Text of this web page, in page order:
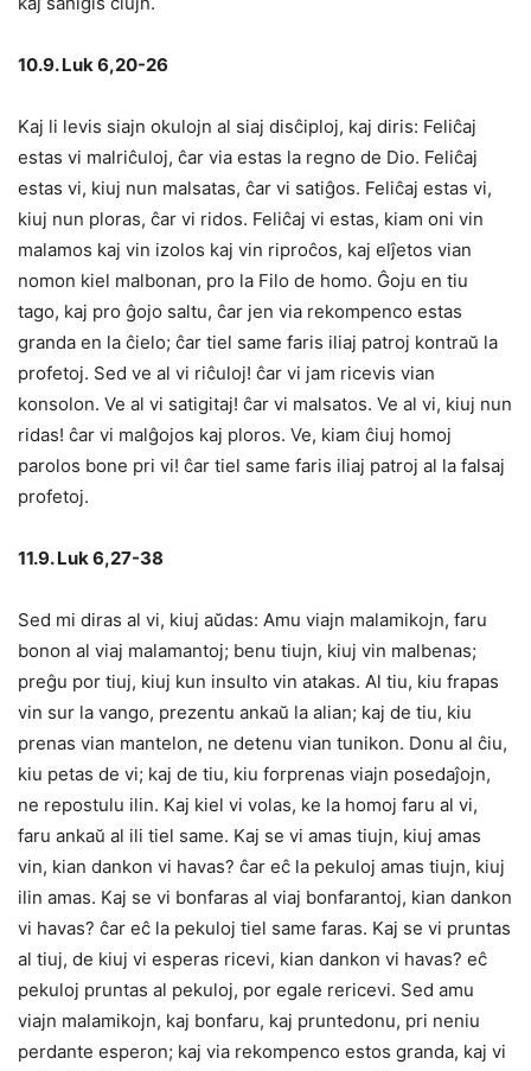
10.9. Luk 6,20-26
Kaj li levis siajn okulojn al siaj disĉiploj, kaj diris: Feliĉaj
estas vi malriĉuloj, ĉar via estas la regno de Dio. Feliĉaj
estas vi, kiuj nun malsatas, ĉar vi satiĝos. Feliĉaj estas vi,
kiuj nun ploras, ĉar vi ridos. Feliĉaj vi estas, kiam oni vin
malamos kaj vin izolos kaj vin riproĉos, kaj elĵetos vian
nomon kiel malbonan, pro la Filo de homo. Ĝoju en tiu
tago, kaj pro ĝojo saltu, ĉar jen via rekompenco estas
granda en la ĉielo; ĉar tiel same faris iliaj patroj kontraŭ la
profetoj. Sed ve al vi riĉuloj! ĉar vi jam ricevis vian
konsolon. Ve al vi satigitaj! ĉar vi malsatos. Ve al vi, kiuj nun
ridas! ĉar vi malĝojos kaj ploros. Ve, kiam ĉiuj homoj
parolos bone pri vi! ĉar tiel same faris iliaj patroj al la falsaj
profetoj.
11.9. Luk 6,27-38
Sed mi diras al vi, kiuj aŭdas: Amu viajn malamikojn, faru
bonon al viaj malamantoj; benu tiujn, kiuj vin malbenas;
preĝu por tiuj, kiuj kun insulto vin atakas. Al tiu, kiu frapas
vin sur la vango, prezentu ankaŭ la alian; kaj de tiu, kiu
prenas vian mantelon, ne detenu vian tunikon. Donu al ĉiu,
kiu petas de vi; kaj de tiu, kiu forprenas viajn posedaĵojn,
ne repostulu ilin. Kaj kiel vi volas, ke la homoj faru al vi,
faru ankaŭ al ili tiel same. Kaj se vi amas tiujn, kiuj amas
vin, kian dankon vi havas? ĉar eĉ la pekuloj amas tiujn, kiuj
ilin amas. Kaj se vi bonfaras al viaj bonfarantoj, kian dankon
vi havas? ĉar eĉ la pekuloj tiel same faras. Kaj se vi pruntas
al tiuj, de kiuj vi esperas ricevi, kian dankon vi havas? eĉ
pekuloj pruntas al pekuloj, por egale rericevi. Sed amu
viajn malamikojn, kaj bonfaru, kaj pruntedonu, pri neniu
perdante esperon; kaj via rekompenco estos granda, kaj vi